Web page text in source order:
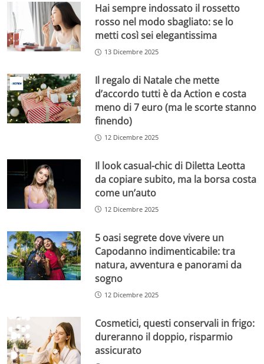
Hai sempre indossato il rossetto
rosso nel modo sbagliato: se lo
metti così sei elegantissima
13 Dicembre 2025
Il regalo di Natale che mette
d’accordo tutti è da Action e costa
meno di 7 euro (ma le scorte stanno
finendo)
12 Dicembre 2025
Il look casual-chic di Diletta Leotta
da copiare subito, ma la borsa costa
come un’auto
12 Dicembre 2025
5 oasi segrete dove vivere un
Capodanno indimenticabile: tra
natura, avventura e panorami da
sogno
12 Dicembre 2025
Cosmetici, questi conservali in frigo:
dureranno il doppio, risparmio
assicurato